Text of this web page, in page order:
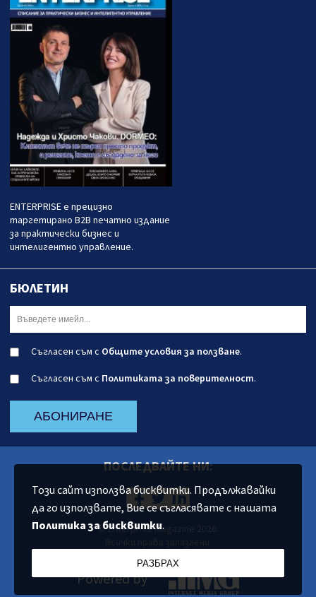
ENTERPRISE е прецизно
таргетирано B2B печатно издание
за практически бизнес и
интелигентно управление.
БЮЛЕТИН
Съгласен съм с Общите условия за ползване.
Съгласен съм с Политиката за поверителност.
АБОНИРАНЕ
ПОСЛЕДВАЙТЕ НИ:
© Enterprise Magazine 2026.
Powered by
Този сайт използва бисквитки. Продължавайки
да го използвате, Вие се съгласявате с нашата
Политика за бисквитки.
РАЗБРАХ